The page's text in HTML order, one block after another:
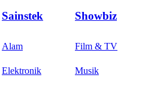
Sainstek Showbiz
Alam
Film & TV
Elektronik
Musik